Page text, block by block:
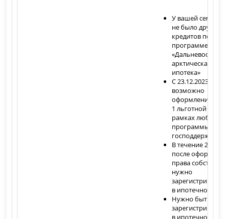
У вашей семьи
не было других
кредитов по
программе
арктическая
ипотека»
С 23.12.2023
возможно
оформление
1 льготной
рамках любой
программы с
господдержкой
В течение 270
после
права
нужно
в ипотечном
Нужно быть
в ипотечном